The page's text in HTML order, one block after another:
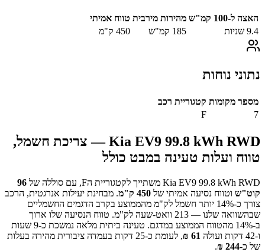
האצה ל-100 קמ"ש מהירות מירבית טווח אמיתי
9.4 שניות 185 קמ"ש 450 ק"מ
נתוני נוחות
מספר מקומות קטגוריית רכב
7
F
Kia EV9 99.8 kWh RWD— צריכת חשמל,
טווח ועלות טעינה במבט כולל
Kia EV9 99.8 kWh RWD משתייך לקטגוריית הF, עם סוללה של 96
קוט"ש וטווח נסיעה אמיתי של 450 ק"מ. מבחינת יעילות אנרגטית, הרכב
צורך כ-
14 % יותר חשמל לק"מ מהממוצע בקרב הדגמים החשמליים
שבהשוואה שלנו — 213 וואט-שעה לק"מ. טווח הנסיעה שלו ארוך
ב-
14% מהטווח הממוצע במדגם. טעינה ביתית מלאה נמשכת כ-
9 שעות
ו-42 דקות
ועולה 61
₪, לעומת כ-25 דקות בעמדה ציבורית מהירה בעלות
של כ-244
₪
.